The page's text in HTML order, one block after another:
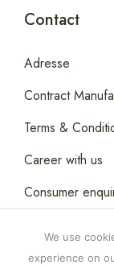
Contact
Adresse
Contract
Terms &
Career with us
Consumer
We use
experience on